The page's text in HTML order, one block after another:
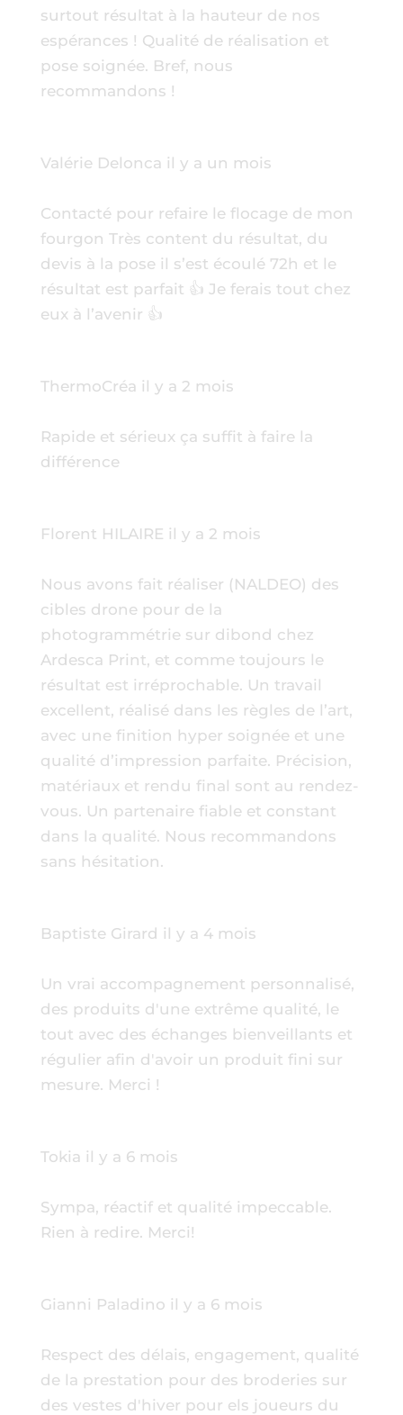
surtout résultat à la hauteur de nos
espérances ! Qualité de réalisation et
pose soignée. Bref, nous
recommandons !
Valérie Delonca il y a un mois
Contacté pour refaire le flocage de mon
fourgon Très content du résultat, du
devis à la pose il s’est écoulé 72h et le
résultat est parfait 👍 Je ferais tout chez
eux à l’avenir 👍
ThermoCréa il y a 2 mois
Rapide et sérieux ça suffit à faire la
différence
Florent HILAIRE il y a 2 mois
Nous avons fait réaliser (NALDEO) des
cibles drone pour de la
photogrammétrie sur dibond chez
Ardesca Print, et comme toujours le
résultat est irréprochable. Un travail
excellent, réalisé dans les règles de l’art,
avec une finition hyper soignée et une
qualité d’impression parfaite. Précision,
matériaux et rendu final sont au rendez-
vous. Un partenaire fiable et constant
dans la qualité. Nous recommandons
sans hésitation.
Baptiste Girard il y a 4 mois
Un vrai accompagnement personnalisé,
des produits d'une extrême qualité, le
tout avec des échanges bienveillants et
régulier afin d'avoir un produit fini sur
mesure. Merci !
Tokia il y a 6 mois
Sympa, réactif et qualité impeccable.
Rien à redire. Merci!
Gianni Paladino il y a 6 mois
Respect des délais, engagement, qualité
de la prestation pour des broderies sur
des vestes d'hiver pour els joueurs du